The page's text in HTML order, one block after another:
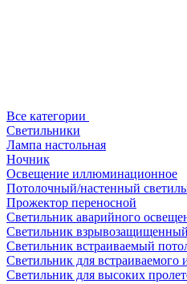
Все категории
Светильники
Лампа настольная
Ночник
Освещение иллюминационное
Потолочный/настенный
Прожектор переносной
Светильник аварийного
Светильник
Светильник встраиваемый
Светильник для встраиваемого
Светильник для высоких